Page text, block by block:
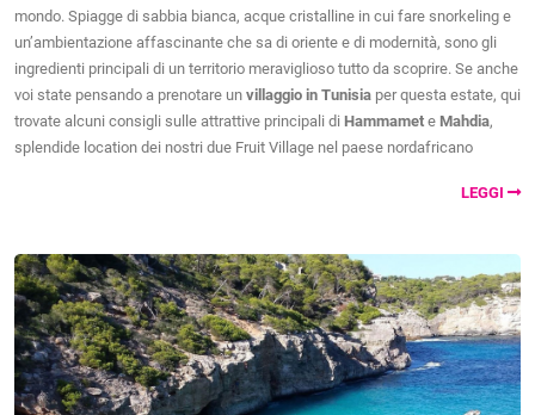
mondo. Spiagge di sabbia bianca, acque cristalline in cui fare snorkeling e
un’ambientazione affascinante che sa di oriente e di modernità, sono gli
ingredienti principali di un territorio meraviglioso tutto da scoprire. Se anche
voi state pensando a prenotare un villaggio in Tunisia per questa estate, qui
trovate alcuni consigli sulle attrattive principali di Hammamet e Mahdia,
splendide location dei nostri due Fruit Village nel paese nordafricano
LEGGI